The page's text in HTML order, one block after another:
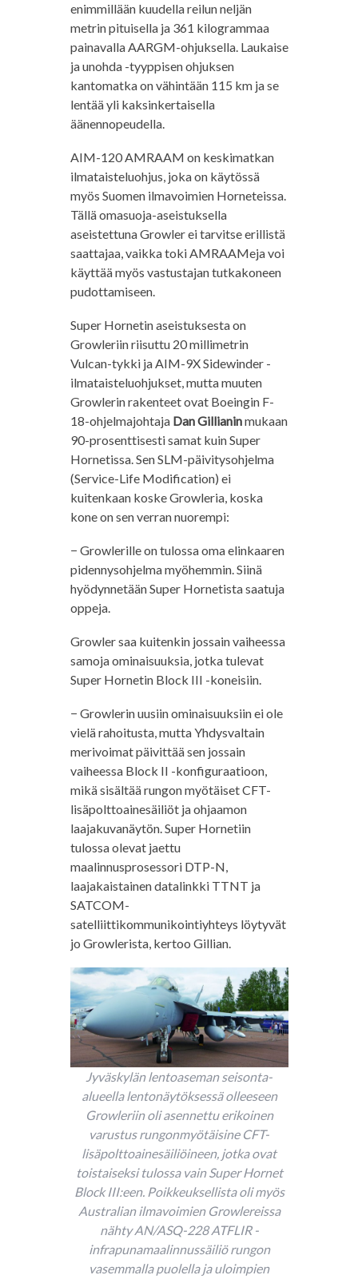
enimmillään kuudella reilun neljän
metrin pituisella ja 361 kilogrammaa
painavalla AARGM-ohjuksella. Laukaise
ja unohda -tyyppisen ohjuksen
kantomatka on vähintään 115 km ja se
lentää yli kaksinkertaisella
äänennopeudella.
AIM-120 AMRAAM on keskimatkan
ilmataisteluohjus, joka on käytössä
myös Suomen ilmavoimien Horneteissa.
Tällä omasuoja-aseistuksella
aseistettuna Growler ei tarvitse erillistä
saattajaa, vaikka toki AMRAAMeja voi
käyttää myös vastustajan tutkakoneen
pudottamiseen.
Super Hornetin aseistuksesta on
Growleriin riisuttu 20 millimetrin
Vulcan-tykki ja AIM-9X Sidewinder -
ilmataisteluohjukset, mutta muuten
Growlerin rakenteet ovat Boeingin F-
18-ohjelmajohtaja Dan Gillianinmukaan
90-prosenttisesti samat kuin Super
Hornetissa. Sen SLM-päivitysohjelma
(Service-Life Modification) ei
kuitenkaan koske Growleria, koska
kone on sen verran nuorempi:
− Growlerille on tulossa oma elinkaaren
pidennysohjelma myöhemmin. Siinä
hyödynnetään Super Hornetista saatuja
oppeja.
Growler saa kuitenkin jossain vaiheessa
samoja ominaisuuksia, jotka tulevat
Super Hornetin Block III -koneisiin.
− Growlerin uusiin ominaisuuksiin ei ole
vielä rahoitusta, mutta Yhdysvaltain
merivoimat päivittää sen jossain
vaiheessa Block II -konfiguraatioon,
mikä sisältää rungon myötäiset CFT-
lisäpolttoainesäiliöt ja ohjaamon
laajakuvanäytön. Super Hornetiin
tulossa olevat jaettu
maalinnusprosessori DTP-N,
laajakaistainen datalinkki TTNT ja
SATCOM-
satelliittikommunikointiyhteys löytyvät
jo Growlerista, kertoo Gillian.
Jyväskylän lentoaseman seisonta-
alueella lentonäytöksessä olleeseen
Growleriin oli asennettu erikoinen
varustus rungonmyötäisine CFT-
lisäpolttoainesäiliöineen, jotka ovat
toistaiseksi tulossa vain Super Hornet
Block III:een. Poikkeuksellista oli myös
Australian ilmavoimien Growlereissa
nähty AN/ASQ-228 ATFLIR -
infrapunamaalinnussäiliö rungon
vasemmalla puolella ja uloimpien